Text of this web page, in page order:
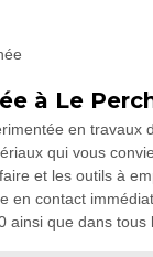
à Le
en travaux
qui vous
et les outils à
en contact
ainsi que dans tous